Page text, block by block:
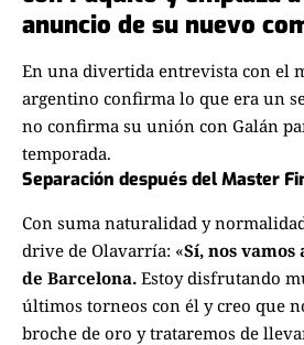
anuncio de su nuevo
En una divertida entrevista con el
argentino confirma lo que era un
no confirma su unión con Galán
temporada.
Separación después del Master
Con suma naturalidad y
drive de Olavarría: «Sí, nos vamos
de Barcelona. Estoy disfrutando
últimos torneos con él y creo que
broche de oro y trataremos de